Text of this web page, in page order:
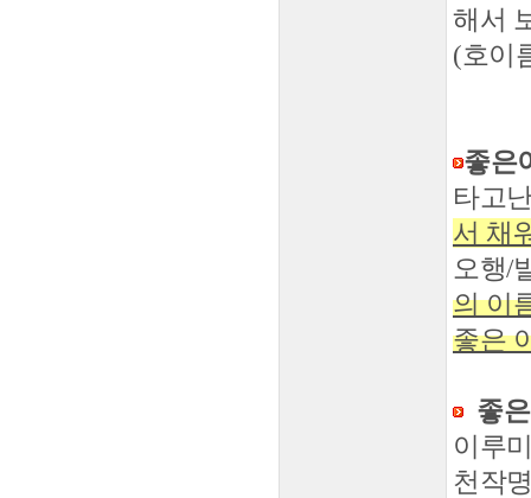
해서
(호이
좋은
타고
서 채
오행/
의 이
좋은
좋
이루
천작